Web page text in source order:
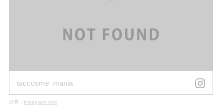
taccosme_mania
出典： instagram.com